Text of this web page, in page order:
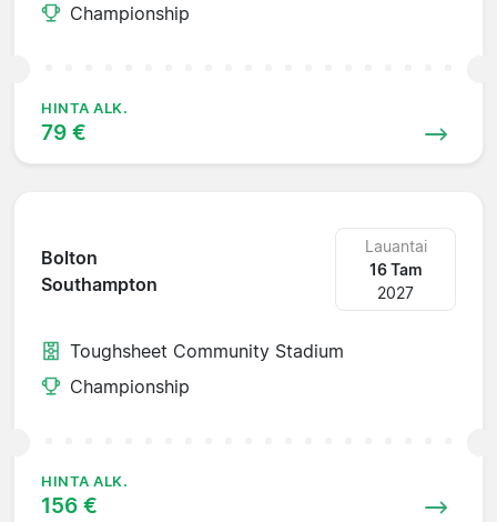
Championship
HINTA ALK.
79 €
Bolton
Southampton
Lauantai
16 Tam
2027
Toughsheet Community Stadium
Championship
HINTA ALK.
156 €